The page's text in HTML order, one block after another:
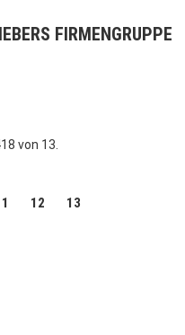
FIRMENGRUPPE
von 13.
12 13